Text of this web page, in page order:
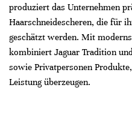
produziert das Unternehmen
Haarschneidescheren, die für
geschätzt werden. Mit
kombiniert Jaguar Tradition
sowie Privatpersonen
Leistung überzeugen.